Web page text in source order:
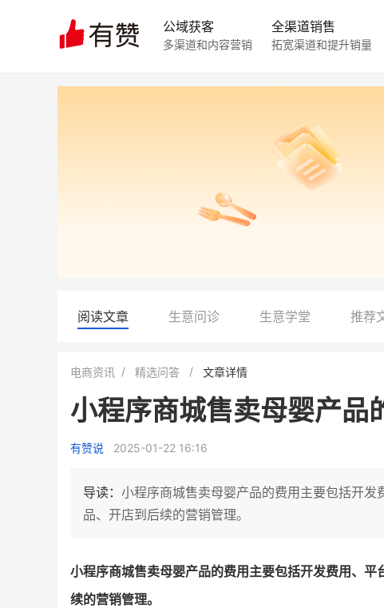
公域获客
多渠道和内容营销
全渠道销售
拓宽渠道和提升销量
阅读文章 生意问诊 生意学堂 推荐
电商资讯 精选问答 文章详情
小程序商城售卖母婴产品
有赞说 2025-01-22 16:16
导读： 小程序商城售卖母婴产品的费用主要包括开
品、开店到后续的营销管理。
小程序商城售卖母婴产品的费用主要包括开发费用、
续的营销管理。
白帝牛奶旗舰店
900 万
私域样本打法！新希望白帝乳业
靠企业微信实现销售额翻 8 倍！
80% +
7900 万
三只松鼠旗下的网红婴儿辅食品
牌，22天便拿下类目第一